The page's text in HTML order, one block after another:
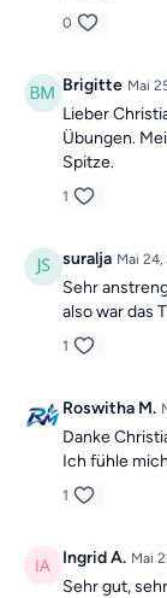
0
Brigitte Mai
Lieber
Übungen.
Spitze.
1
suralja Mai
Sehr
also war das
1
Roswitha M.
Danke
Ich fühle
1
Ingrid A. Mai
Sehr gut,